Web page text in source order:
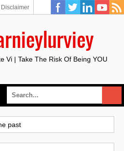
Disclaimer
Vi | Take The Risk Of Being YOU
past